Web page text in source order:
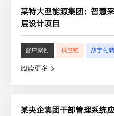
某特大型能源集团：智慧
层设计项目
客户案例 供应链 数字化
阅读更多
某央企集团干部管理系统